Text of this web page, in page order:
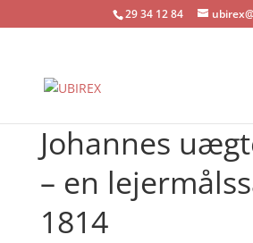
29 34 12 84
Johannes
– en
1814